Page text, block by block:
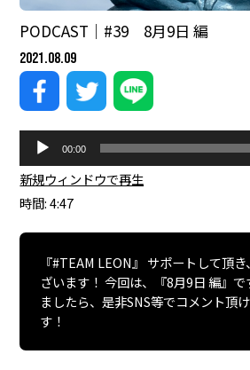
PODCAST｜#39 8月9日 編
2021.08.09
プ
レ
ヤ
00:00
新規ウィンドウで再生
時間: 4:47
『#TEAM LEON』 サポートして頂
ざいます！ 今回は、『8月9日 編』で
ましたら、是非SNS等でコメント頂
す！